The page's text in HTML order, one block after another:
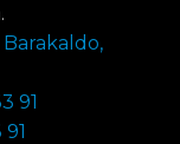
Barakaldo,
91